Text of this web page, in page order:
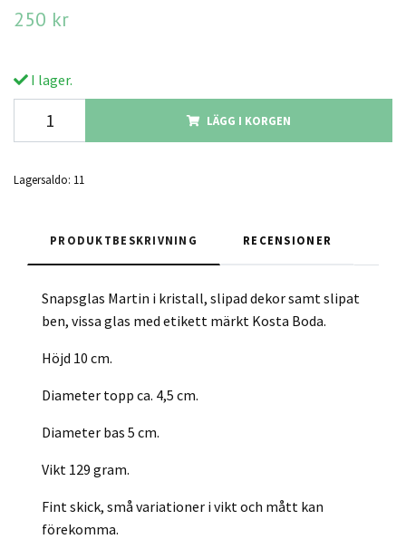
250 kr
I lager.
LÄGG I KORGEN
Lagersaldo: 11
PRODUKTBESKRIVNING RECENSIONER
Snapsglas Martin i kristall, slipad dekor samt slipat
ben, vissa glas med etikett märkt Kosta Boda.
Höjd 10 cm.
Diameter topp ca. 4,5 cm.
Diameter bas 5 cm.
Vikt 129 gram.
Fint skick, små variationer i vikt och mått kan
förekomma.